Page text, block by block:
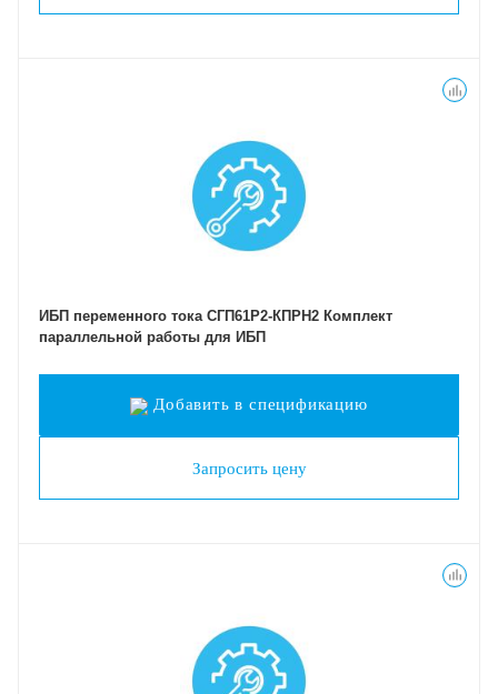
ИБП переменного тока СГП61Р2-КПРН2 Комплект
параллельной работы для ИБП
Добавить в спецификацию
Запросить цену